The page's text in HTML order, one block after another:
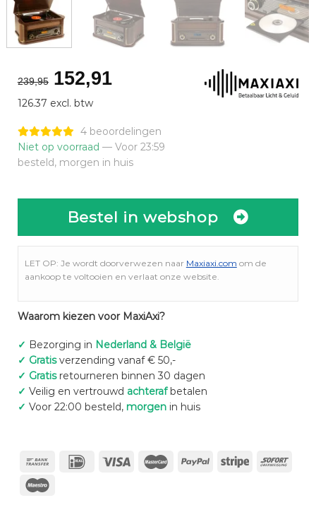
239,95 Oorspronkelijke
prijs
was:
€239,95.
152,91Huidige
€152,91.
126.37 excl. btw
4 beoordelingen
Niet op voorraad — Voor 23:59
besteld, morgen in huis
Bestel in webshop
LET OP: Je wordt doorverwezen naar Maxiaxi.com om de
aankoop te voltooien en verlaat onze website.
Waarom kiezen voor MaxiAxi?
✓ Bezorging in Nederland & België
✓ Gratisverzending vanaf € 50,-
✓ Gratisretourneren binnen 30 dagen
✓ Veilig en vertrouwd achterafbetalen
✓ Voor 22:00 besteld, morgenin huis